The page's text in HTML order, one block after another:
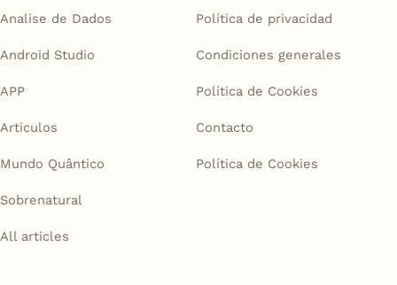
Analise de Dados
Android Studio
APP
Articulos
Mundo Quântico
Sobrenatural
All articles
Política de privacidad
Condiciones generales
Política de Cookies
Contacto
Política de Cookies